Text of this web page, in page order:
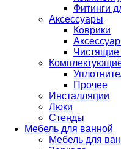
Фитинги
Аксессуары
Коврики
Чистящие
Прочее
Инсталляции
Люки
Стенды
Мебель для ванной
Мебель для